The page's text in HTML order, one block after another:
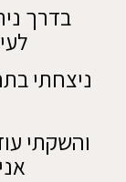
בדרך
ניצחתי
והשקתי